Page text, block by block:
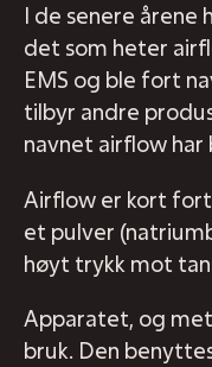
I de senere
det som heter
EMS og ble fort
tilbyr andre
navnet airflow har
Airflow er kort
et pulver
høyt trykk mot
Apparatet, og
bruk. Den